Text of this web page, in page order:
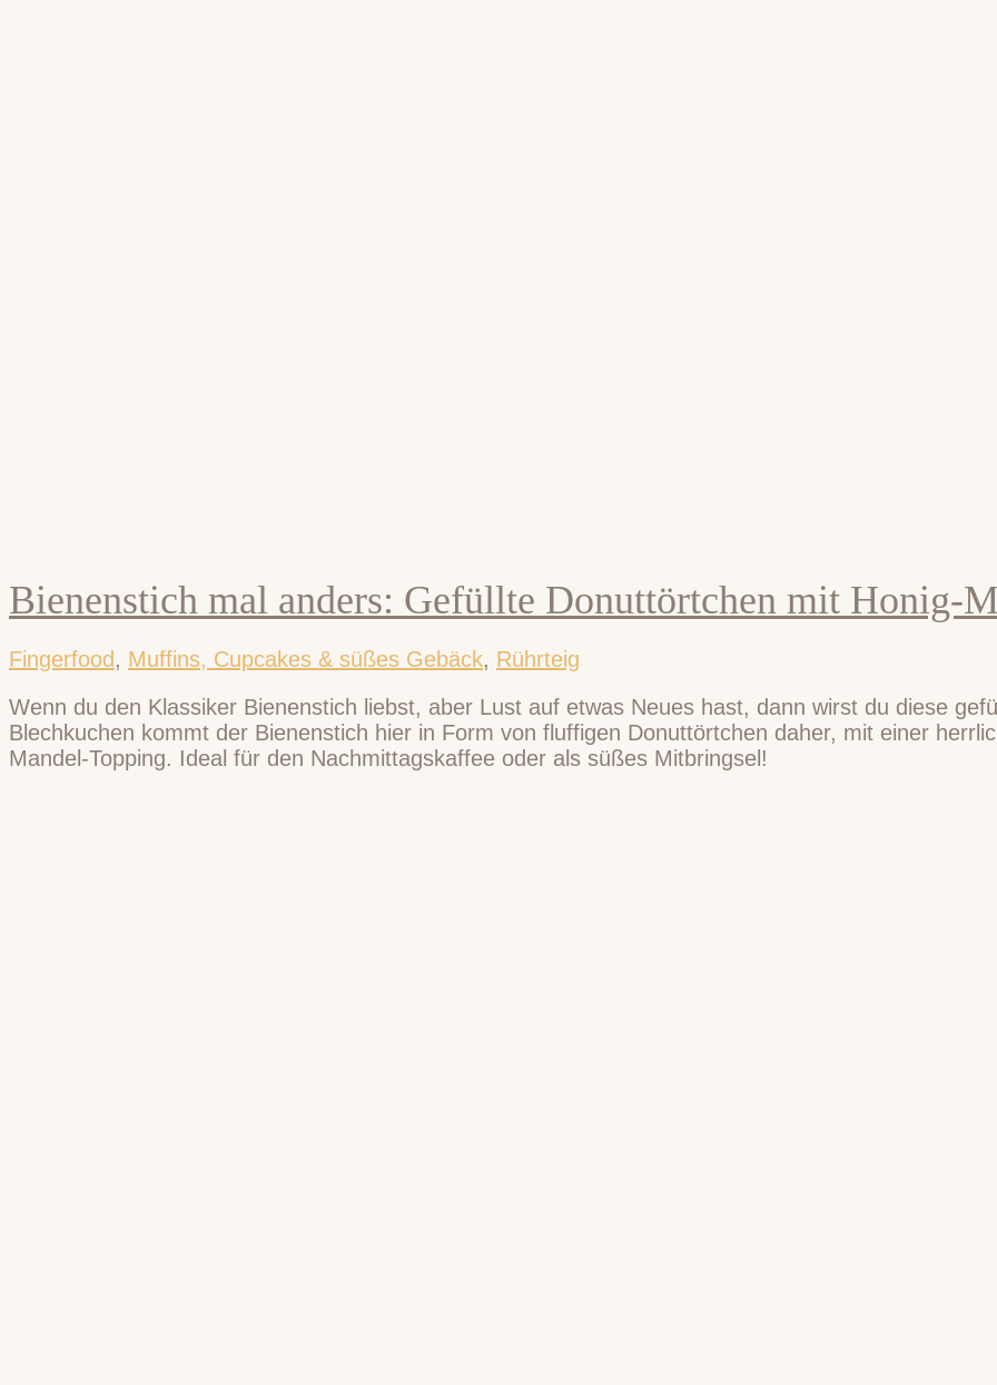
Bienenstich mal anders: Gefüllte Donuttörtchen mit Honig-
Fingerfood , Muffins, Cupcakes & süßes Gebäck, Rührteig
Wenn du den Klassiker Bienenstich liebst, aber Lust auf etwas Neues hast, dann wirst du diese
Blechkuchen kommt der Bienenstich hier in Form von fluffigen Donuttörtchen daher, mit einer
Mandel-Topping. Ideal für den Nachmittagskaffee oder als süßes Mitbringsel!